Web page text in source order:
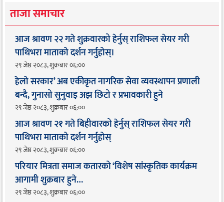
ताजा समाचार
आज श्रावण २२ गते शुक्रवारको हेर्नुस् राशिफल सेयर गरी
पाथिभरा माताको दर्शन गर्नुहोस्।
२९ जेष्ठ २०८३, शुक्रबार ०६:००
हेलो सरकार’ अब एकीकृत नागरिक सेवा व्यवस्थापन प्रणाली
बन्दै, गुनासो सुनुवाइ अझ छिटो र प्रभावकारी हुने
२९ जेष्ठ २०८३, शुक्रबार ०६:००
आज श्रावण २१ गते बिहीवारको हेर्नुस् राशिफल सेयर गरी
पाथिभरा माताको दर्शन गर्नुहोस्
२९ जेष्ठ २०८३, शुक्रबार ०६:००
परियार मित्रता समाज कतारको ‘विशेष सांस्कृतिक कार्यक्रम
आगामी शुक्रबार हुने…
२९ जेष्ठ २०८३, शुक्रबार ०६:००